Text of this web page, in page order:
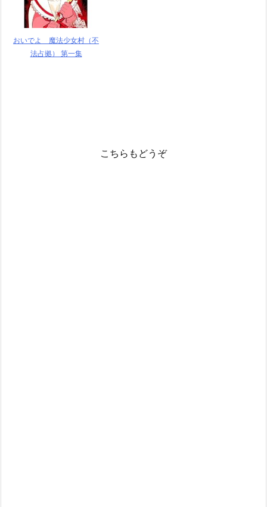
おいでよ 魔法少女村（不
法占拠） 第一集
こちらもどうぞ